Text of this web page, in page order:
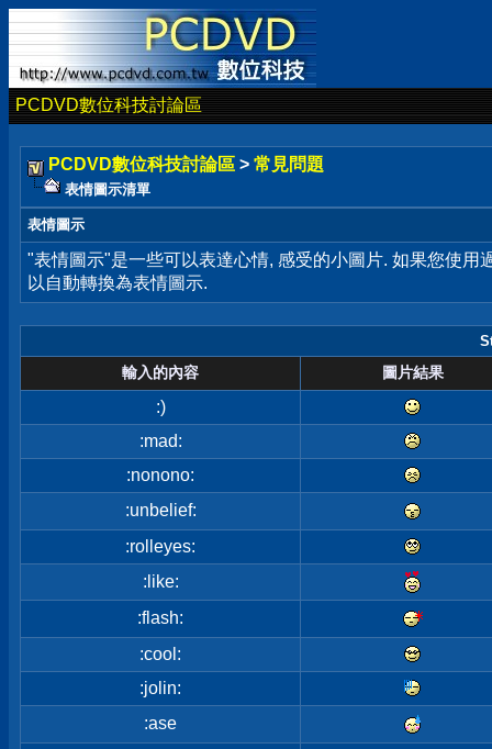
PCDVD數位科技討論區
PCDVD數位科技討論區 > 常見問題
表情圖示清單
表情圖示
"表情圖示"是一些可以表達心情, 感受的小圖片. 如果您使
以自動轉換為表情圖示.
輸入的內容 圖片結果
:)
:mad:
:nonono:
:unbelief:
:rolleyes:
:like:
:flash:
:cool:
:jolin:
:ase